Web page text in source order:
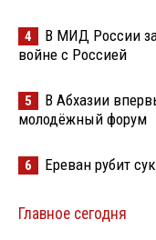
4
В МИД России
войне с Россией
5
В Абхазии
молодёжный форум
6 Ереван рубит
Главное сегодня